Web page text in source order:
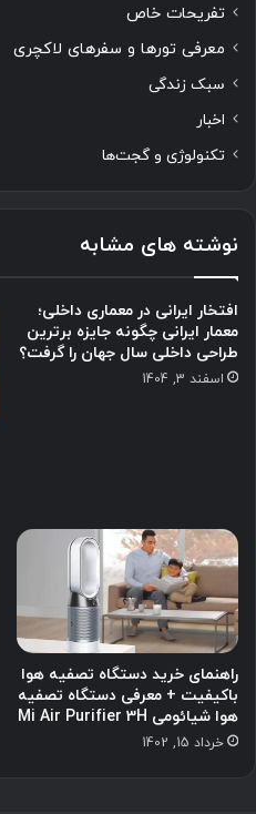
تفریحات خاص
معرفی تورها و سفرهای لاکچری
سبک زندگی
اخبار
تکنولوژی و گجت‌ها
نوشته های مشابه
افتخار ایرانی در معماری داخلی؛
معمار ایرانی چگونه جایزه برترین
طراحی داخلی سال جهان را گرفت؟
اسفند 3, 1404
راهنمای خرید دستگاه تصفیه هوا
باکیفیت + معرفی دستگاه تصفیه
هوا شیائومی Mi Air Purifier 3H
خرداد 15, 1402